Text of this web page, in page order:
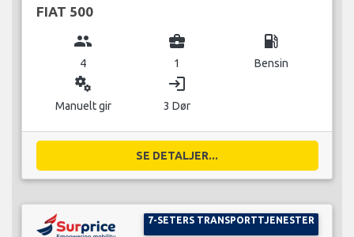
FIAT 500
group
4
business_center
1
local_gas_station
Bensin
miscellaneous_services
Manuelt gir
login
3 Dør
SE DETALJER...
7-SETERS TRANSPORTTJENESTER